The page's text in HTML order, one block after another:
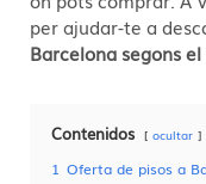
per ajudar-te a
Barcelona segons
Contenidos ocultar
1 Oferta de pisos a